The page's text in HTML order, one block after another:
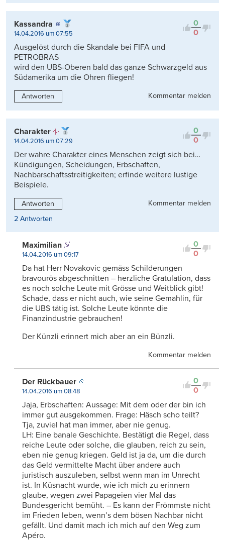
0
0
Kassandra
14.04.2016 um 07:55
Ausgelöst durch die Skandale bei FIFA und
PETROBRAS
wird den UBS-Oberen bald das ganze Schwarzgeld aus
Südamerika um die Ohren fliegen!
Antworten Kommentar melden
0
0
Charakter
14.04.2016 um 07:29
Der wahre Charakter eines Menschen zeigt sich bei…
Kündigungen, Scheidungen, Erbschaften,
Nachbarschaftsstreitigkeiten; erfinde weitere lustige
Beispiele.
Antworten
Kommentar melden
2 Antworten
0
0
Maximilian
14.04.2016 um 09:17
Da hat Herr Novakovic gemäss Schilderungen
bravourös abgeschnitten – herzliche Gratulation, dass
es noch solche Leute mit Grösse und Weitblick gibt!
Schade, dass er nicht auch, wie seine Gemahlin, für
die UBS tätig ist. Solche Leute könnte die
Finanzindustrie gebrauchen!
Der Künzli erinnert mich aber an ein Bünzli.
Kommentar melden
0
0
Der Rückbauer
14.04.2016 um 08:48
Jaja, Erbschaften: Aussage: Mit dem oder der bin ich
immer gut ausgekommen. Frage: Häsch scho teilt?
Tja, zuviel hat man immer, aber nie genug.
LH: Eine banale Geschichte. Bestätigt die Regel, dass
reiche Leute oder solche, die glauben, reich zu sein,
eben nie genug kriegen. Geld ist ja da, um die durch
das Geld vermittelte Macht über andere auch
juristisch auszuleben, selbst wenn man im Unrecht
ist. In Küsnacht wurde, wie ich mich zu erinnern
glaube, wegen zwei Papageien vier Mal das
Bundesgericht bemüht. – Es kann der Frömmste nicht
im Frieden leben, wenn’s dem bösen Nachbar nicht
gefällt. Und damit mach ich mich auf den Weg zum
Apéro.